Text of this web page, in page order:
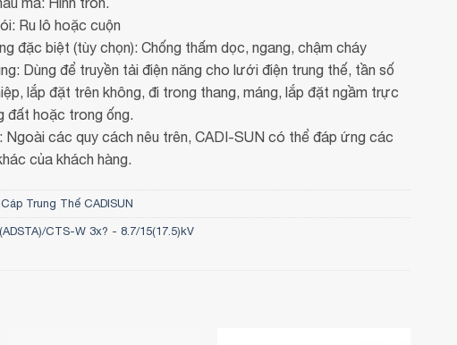
Ru lô hoặc cuộn
đặc biệt (tùy chọn): Chống thấm dọc, ngang, chậm cháy
Dùng để truyền tải điện năng cho lưới điện trung thế, tần số
lắp đặt trên không, đi trong thang, máng, lắp đặt ngầm trực
đất hoặc trong ống.
Ngoài các quy cách nêu trên, CADI-SUN có thể đáp ứng các
của khách hàng.
Cáp Trung Thế CADISUN
CTS-W 3x? - 8.7/15(17.5)kV